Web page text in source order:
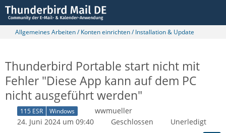
Allgemeines Arbeiten / Konten einrichten / Installation & Update
Thunderbird Portable start nicht mit
Fehler "Diese App kann auf dem PC
nicht ausgeführt werden"
115 ESR Windows
wwmueller
24. Juni 2024 um 09:40
Geschlossen Unerledigt